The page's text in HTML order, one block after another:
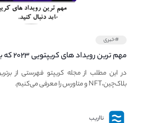
#خبری
مهم ترین
معرفی بهترین رویداد های جهانی
در این مطلب از مجله کریپتو فهرستی از
بلاک‌چین،NFT و متاورس را معرفی می‌کنیم.
نااریب